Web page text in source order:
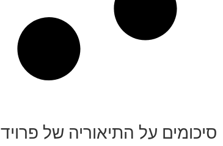
סיכומים על התיאוריה של פרויד